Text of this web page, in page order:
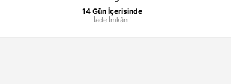
14 Gün İçerisinde
İade İmkânı!